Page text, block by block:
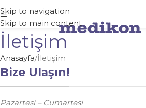
Skip to navigation
Skip to main content
İletişim
Anasayfa İletişim
Bize Ulaşın!
Pazartesi – Cumartesi